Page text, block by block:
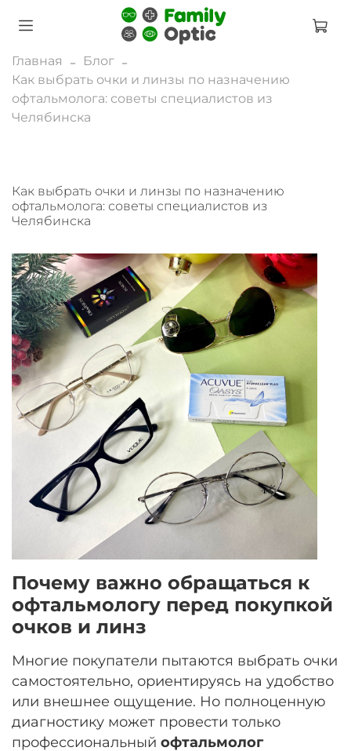
Главная
Блог
Как выбрать очки и линзы по назначению
офтальмолога: советы специалистов из
Челябинска
Как выбрать очки и линзы по назначению
офтальмолога: советы специалистов из
Челябинска
Почему важно обращаться к
офтальмологу перед покупкой
очков и линз
Многие покупатели пытаются выбрать очки
самостоятельно, ориентируясь на удобство
или внешнее ощущение. Но полноценную
диагностику может провести только
профессиональный офтальмолог